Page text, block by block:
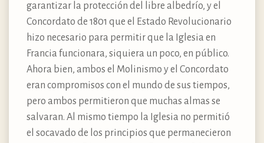
garantizar la protección del libre albedrío, y el
Concordato de 1801 que el Estado Revolucionario
hizo necesario para permitir que la Iglesia en
Francia funcionara, siquiera un poco, en público.
Ahora bien, ambos el Molinismo y el Concordato
eran compromisos con el mundo de sus tiempos,
pero ambos permitieron que muchas almas se
salvaran. Al mismo tiempo la Iglesia no permitió
el socavado de los principios que permanecieron